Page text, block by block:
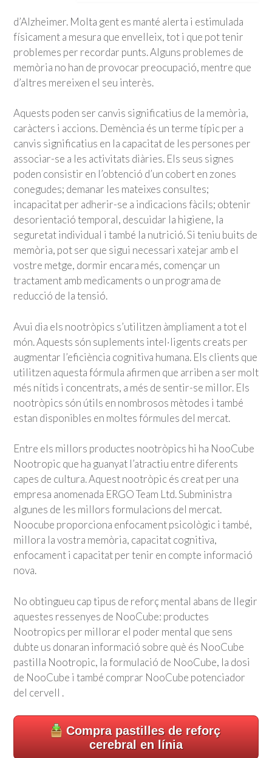
d’Alzheimer. Molta gent es manté alerta i estimulada
físicament a mesura que envelleix, tot i que pot tenir
problemes per recordar punts. Alguns problemes de
memòria no han de provocar preocupació, mentre que
d’altres mereixen el seu interès.
Aquests poden ser canvis significatius de la memòria,
caràcters i accions. Demència és un terme típic per a
canvis significatius en la capacitat de les persones per
associar-se a les activitats diàries. Els seus signes
poden consistir en l’obtenció d’un cobert en zones
conegudes; demanar les mateixes consultes;
incapacitat per adherir-se a indicacions fàcils; obtenir
desorientació temporal, descuidar la higiene, la
seguretat individual i també la nutrició. Si teniu buits de
memòria, pot ser que sigui necessari xatejar amb el
vostre metge, dormir encara més, començar un
tractament amb medicaments o un programa de
reducció de la tensió.
Avui dia els nootròpics s’utilitzen àmpliament a tot el
món. Aquests són suplements intel·ligents creats per
augmentar l’eficiència cognitiva humana. Els clients que
utilitzen aquesta fórmula afirmen que arriben a ser molt
més nítids i concentrats, a més de sentir-se millor. Els
nootròpics són útils en nombrosos mètodes i també
estan disponibles en moltes fórmules del mercat.
Entre els millors productes nootròpics hi ha NooCube
Nootropic que ha guanyat l’atractiu entre diferents
capes de cultura. Aquest nootròpic és creat per una
empresa anomenada ERGO Team Ltd. Subministra
algunes de les millors formulacions del mercat.
Noocube proporciona enfocament psicològic i també,
millora la vostra memòria, capacitat cognitiva,
enfocament i capacitat per tenir en compte informació
nova.
No obtingueu cap tipus de reforç mental abans de llegir
aquestes ressenyes de NooCube: productes
Nootropics per millorar el poder mental que sens
dubte us donaran informació sobre què és NooCube
pastilla Nootropic, la formulació de NooCube, la dosi
de NooCube i també comprar NooCube potenciador
del cervell .
Compra pastilles de reforç
cerebral en línia